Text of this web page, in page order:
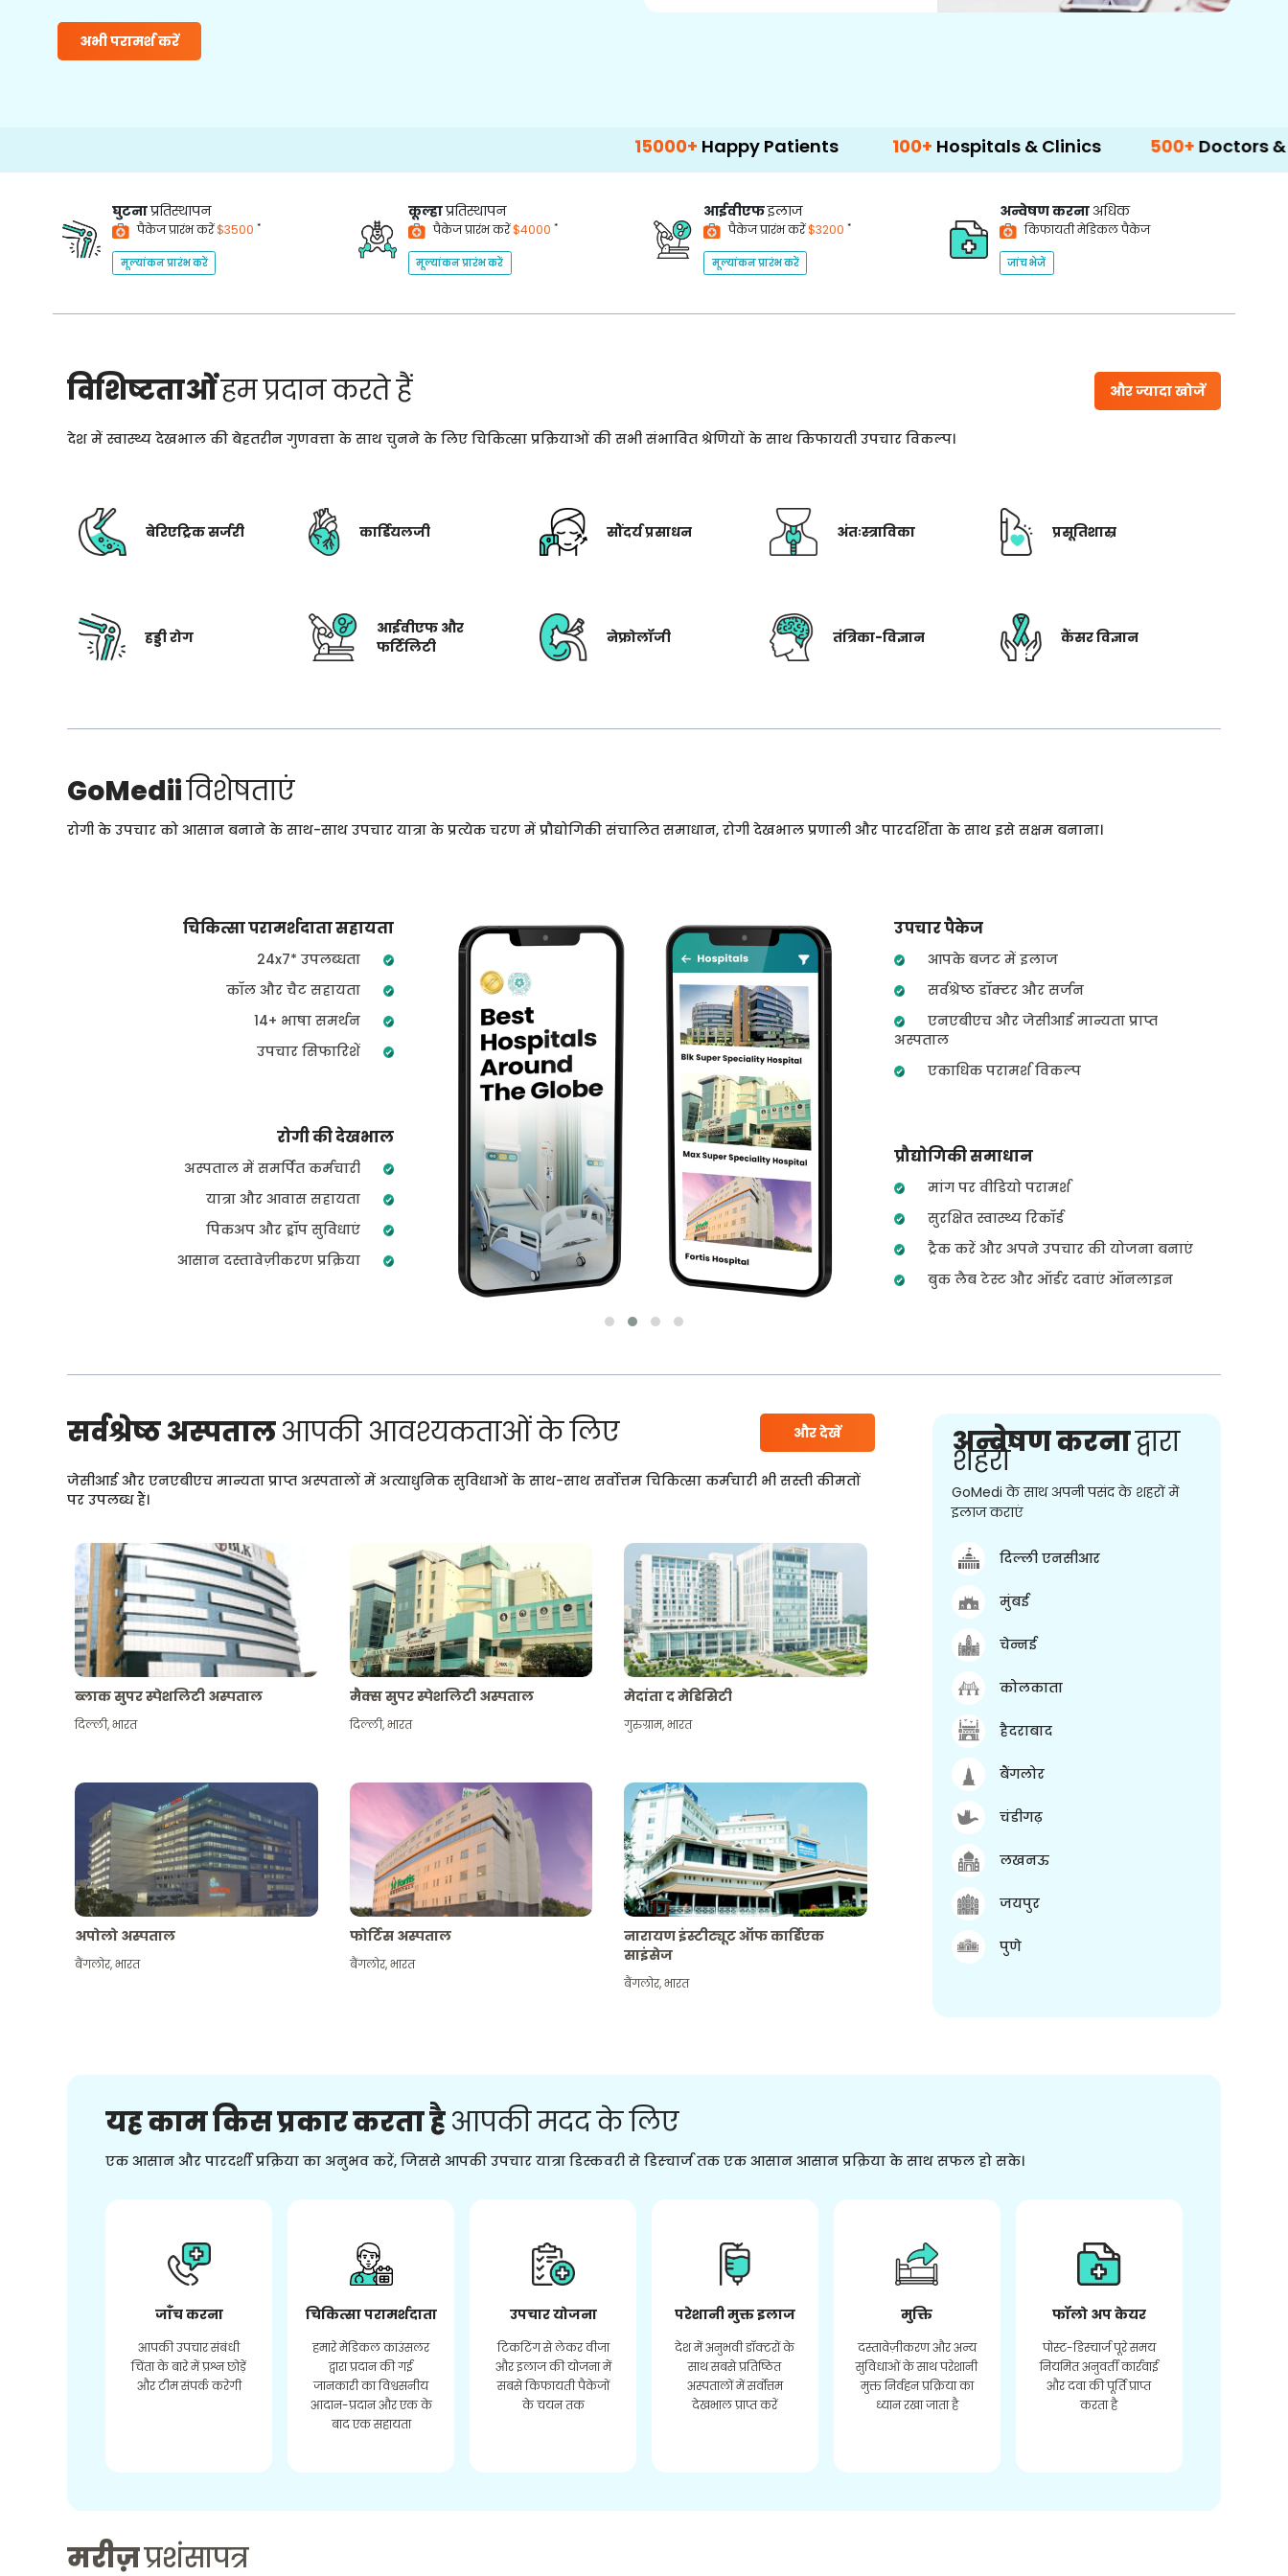
अभी परामर्श करें
Happy Patients 100+Hospitals & Clinics 500+Doctors & Surgeons
घुटनाप्रतिस्थापन
पैकेज प्रारंभ करें$3500 *
मूल्यांकन प्रारंभ करें
कूल्हाप्रतिस्थापन
पैकेज प्रारंभ करें$4000 *
मूल्यांकन प्रारंभ करें
आईवीएफइलाज
पैकेज प्रारंभ करें$3200 *
मूल्यांकन प्रारंभ करें
अन्वेषण करना अधिक
किफायती मेडिकल पैकेज
जांच भेजें
विशिष्टताओंहम प्रदान करते हैं और ज्यादा खोजें
देश में स्वास्थ्य देखभाल की बेहतरीन गुणवत्ता के साथ चुनने के लिए चिकित्सा प्रक्रियाओं की सभी संभावित श्रेणियों के साथ किफायती उपचार विकल्प।
बेरिएट्रिक सर्जरी कार्डियलजी सौंदर्य प्रसाधन अंतःस्त्राविका प्रसूतिशास्र
हड्डी रोग
आईवीएफ और
फर्टिलिटी
नेफ्रोलॉजी तंत्रिका-विज्ञान कैंसर विज्ञान
GoMediiविशेषताएं
रोगी के उपचार को आसान बनाने के साथ-साथ उपचार यात्रा के प्रत्येक चरण में प्रौद्योगिकी संचालित समाधान, रोगी देखभाल प्रणाली और पारदर्शिता के साथ इसे सक्षम बनाना।
चिकित्सा परामर्शदाता सहायता
24x7* उपलब्धता
कॉल और चैट सहायता
14+ भाषा समर्थन
उपचार सिफारिशें
रोगी की देखभाल
अस्पताल में समर्पित कर्मचारी
यात्रा और आवास सहायता
पिकअप और ड्रॉप सुविधाएं
आसान दस्तावेज़ीकरण प्रक्रिया
उपचार पैकेज
आपके बजट में इलाज
सर्वश्रेष्ठ डॉक्टर और सर्जन
एनएबीएच और जेसीआई मान्यता प्राप्त
अस्पताल
एकाधिक परामर्श विकल्प
प्रौद्योगिकी समाधान
मांग पर वीडियो परामर्श
सुरक्षित स्वास्थ्य रिकॉर्ड
ट्रैक करें और अपने उपचार की योजना बनाएं
बुक लैब टेस्ट और ऑर्डर दवाएं ऑनलाइन
सर्वश्रेष्ठ अस्पतालआपकी आवश्यकताओं के लिए और देखें
जेसीआई और एनएबीएच मान्यता प्राप्त अस्पतालों में अत्याधुनिक सुविधाओं के साथ-साथ सर्वोत्तम चिकित्सा कर्मचारी भी सस्ती कीमतों
पर उपलब्ध हैं।
ब्लाक सुपर स्पेशलिटी अस्पताल
दिल्ली,भारत
मैक्स सुपर स्पेशलिटी अस्पताल
दिल्ली,भारत
मेदांता द मेडिसिटी
गुरुग्राम,भारत
अपोलो अस्पताल
बैंगलोर,भारत
फोर्टिस अस्पताल
बैंगलोर,भारत
नारायण इंस्टीट्यूट ऑफ कार्डिएक
साइंसेज
बैंगलोर,भारत
अन्वेषण करनाद्वारा
शहरों
GoMedi के साथ अपनी पसंद के शहरों में
इलाज कराएं
दिल्ली एनसीआर
मुंबई
चेन्नई
कोलकाता
हैदराबाद
बैंगलोर
चंडीगढ़
लखनऊ
जयपुर
पुणे
यह काम किस प्रकार करता हैआपकी मदद के लिए
एक आसान और पारदर्शी प्रक्रिया का अनुभव करें, जिससे आपकी उपचार यात्रा डिस्कवरी से डिस्चार्ज तक एक आसान आसान प्रक्रिया के साथ सफल हो सके।
जाँच करना
आपकी उपचार संबंधी
चिंता के बारे में प्रश्न छोड़ें
और टीम संपर्क करेगी
चिकित्सा परामर्शदाता
हमारे मेडिकल काउंसलर
द्वारा प्रदान की गई
जानकारी का विश्वसनीय
आदान-प्रदान और एक के
बाद एक सहायता
उपचार योजना
टिकटिंग से लेकर वीजा
और इलाज की योजना में
सबसे किफायती पैकेजों
के चयन तक
परेशानी मुक्त इलाज
देश में अनुभवी डॉक्टरों के
साथ सबसे प्रतिष्ठित
अस्पतालों में सर्वोत्तम
देखभाल प्राप्त करें
मुक्ति
दस्तावेज़ीकरण और अन्य
सुविधाओं के साथ परेशानी
मुक्त निर्वहन प्रक्रिया का
ध्यान रखा जाता है
फॉलो अप केयर
पोस्ट-डिस्चार्ज पूरे समय
नियमित अनुवर्ती कार्रवाई
और दवा की पूर्ति प्राप्त
करता है
मरीज़प्रशंसापत्र